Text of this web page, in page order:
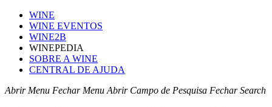
WINE
WINE EVENTOS
WINE2B
WINEPEDIA
SOBRE A WINE
CENTRAL DE AJUDA
Abrir Menu Fechar Menu Abrir Campo de Pesquisa Fechar Search